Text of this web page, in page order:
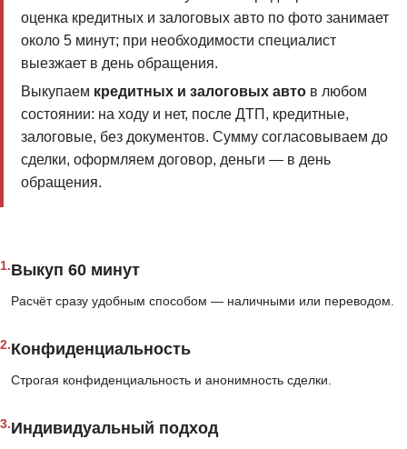
оценка кредитных и залоговых авто по фото занимает
около 5 минут; при необходимости специалист
выезжает в день обращения.
Выкупаем кредитных и залоговых автов любом
состоянии: на ходу и нет, после ДТП, кредитные,
залоговые, без документов. Сумму согласовываем до
сделки, оформляем договор, деньги — в день
обращения.
1.Выкуп 60 минут
Расчёт сразу удобным способом — наличными или переводом.
2.Конфиденциальность
Строгая конфиденциальность и анонимность сделки.
3.Индивидуальный подход